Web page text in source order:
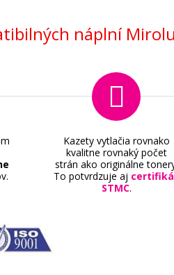
náplní
Kazety vytlačia rovnako
kvalitne rovnaký počet
strán ako originálne
To potvrdzuje aj
STMC.